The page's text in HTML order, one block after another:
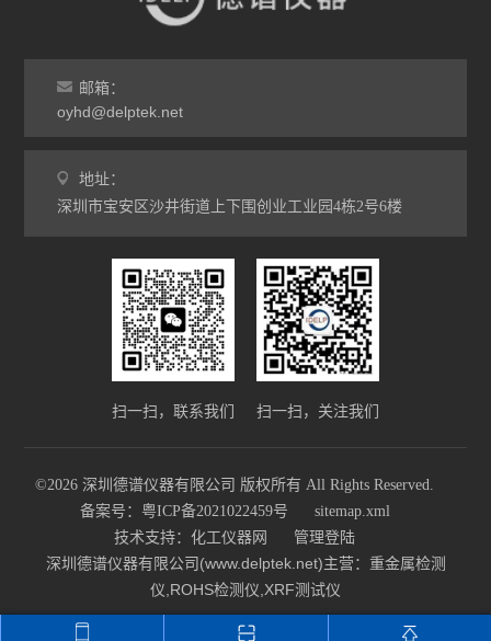
气质联用仪
RoHS2.0检测仪
邮箱：
oyhd@delptek.net
地址：
深圳市宝安区沙井街道上下围创业工业园4栋2号6楼
扫一扫，联系我们 扫一扫，关注我们
©2026 深圳德谱仪器有限公司 版权所有 All Rights Reserved.
备案号：粤ICP备2021022459号
sitemap.xml
技术支持： 化工仪器网 管理登陆
深圳德谱仪器有限公司(www.delptek.net)主营：重金属检测
仪,ROHS检测仪,XRF测试仪